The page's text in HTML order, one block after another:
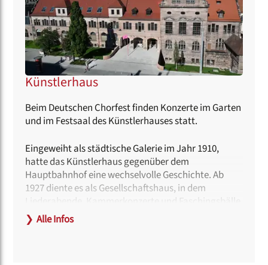
Künstlerhaus
Beim Deutschen Chorfest finden Konzerte im Garten
und im Festsaal des Künstlerhauses statt.
Eingeweiht als städtische Galerie im Jahr 1910,
hatte das Künstlerhaus gegenüber dem
Hauptbahnhof eine wechselvolle Geschichte. Ab
1927 diente es als Gesellschaftshaus, in dem
Liederabende, Kammerkonzerte und Faschingsbälle
der Künstlerverbände stattfanden.
Nach der Machtergreifung übernahmen die
❯ Alle Infos